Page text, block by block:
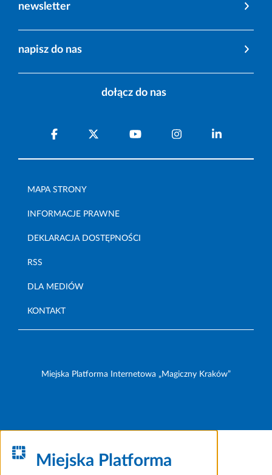
newsletter
napisz do nas
dołącz do nas
MAPA STRONY
INFORMACJE PRAWNE
DEKLARACJA DOSTĘPNOŚCI
RSS
DLA MEDIÓW
KONTAKT
Miejska Platforma Internetowa „Magiczny Kraków”
Miejska Platforma